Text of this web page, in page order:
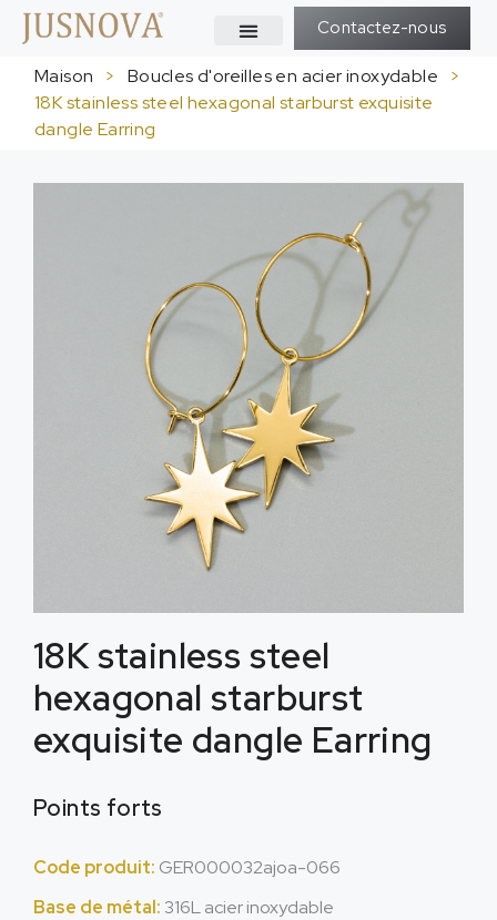
Contactez-nous
Maison > Boucles d'oreilles en acier inoxydable
>
18K stainless steel hexagonal starburst exquisite
dangle Earring
18K stainless steel
hexagonal starburst
exquisite dangle Earring
Points forts
Code produit: GER000032ajoa-066
Base de métal: 316L acier inoxydable